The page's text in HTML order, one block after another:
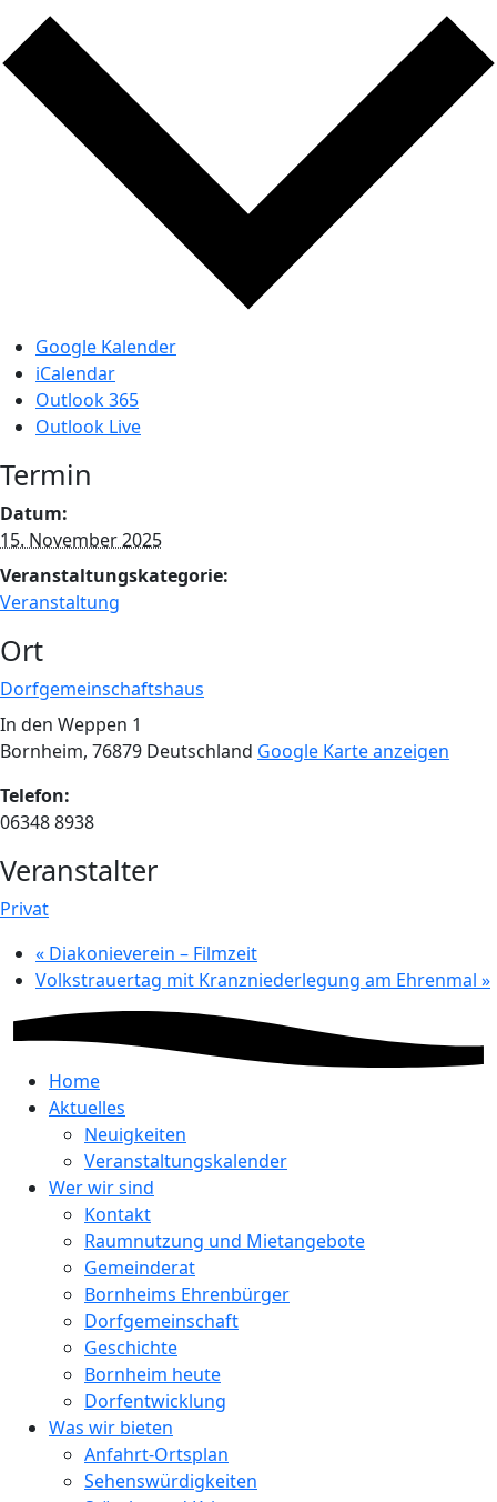
Google Kalender
iCalendar
Outlook 365
Outlook Live
Termin
Datum:
15. November 2025
Veranstaltungskategorie:
Veranstaltung
Ort
Dorfgemeinschaftshaus
In den Weppen 1
Bornheim, 76879 Deutschland Google Karte anzeigen
Telefon:
06348 8938
Veranstalter
Privat
« Diakonieverein – Filmzeit
Volkstrauertag mit Kranzniederlegung am Ehrenmal »
Home
Aktuelles
Neuigkeiten
Veranstaltungskalender
Wer wir sind
Kontakt
Raumnutzung und Mietangebote
Gemeinderat
Bornheims Ehrenbürger
Dorfgemeinschaft
Geschichte
Bornheim heute
Dorfentwicklung
Was wir bieten
Anfahrt-Ortsplan
Sehenswürdigkeiten